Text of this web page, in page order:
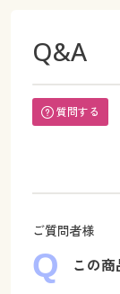
Q&A
質問する
ご質問者様
この商